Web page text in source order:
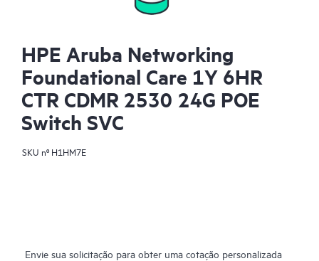
HPE Aruba Networking
Foundational Care 1Y 6HR
CTR CDMR 2530 24G POE
Switch SVC
SKU nº H1HM7E
Envie sua solicitação para obter uma cotação personalizada